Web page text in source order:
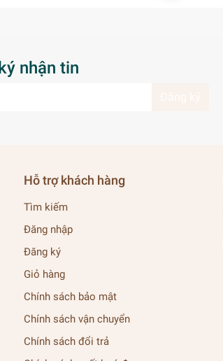
nhận tin
Hỗ trợ khách hàng
Tìm kiếm
Đăng nhập
Đăng ký
Giỏ hàng
Chính sách bảo mật
Chính sách vận chuyển
Chính sách đổi trả